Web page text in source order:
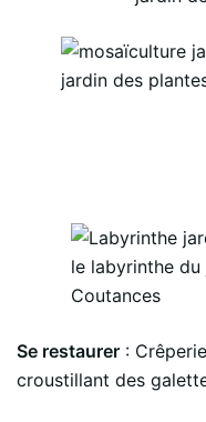
jardin des
le labyrinthe
Coutances
Se restaurer :
croustillant des